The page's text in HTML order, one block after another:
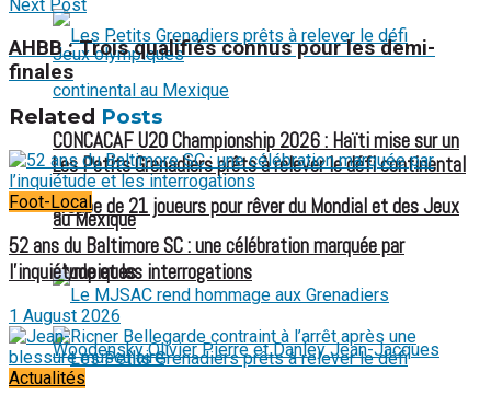
CONCACAF U20 Championship 2026 : Haïti mise sur un
groupe de 21 joueurs pour rêver du Mondial et des Jeux
olympiques
Les Petits Grenadiers prêts à relever le défi continental
au Mexique
Next Post
AHBB : Trois qualifiés connus pour les demi-
finales
Related Posts
Foot-Local
52 ans du Baltimore SC : une célébration marquée par
l’inquiétude et les interrogations
1 August 2026
Actualités